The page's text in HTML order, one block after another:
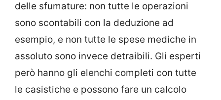
delle sfumature: non tutte le operazioni
sono scontabili con la deduzione ad
esempio, e non tutte le spese mediche in
assoluto sono invece detraibili. Gli esperti
però hanno gli elenchi completi con tutte
le casistiche e possono fare un calcolo